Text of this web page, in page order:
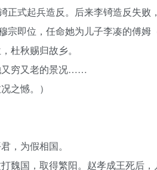
正式起兵造反。后来李锜造反失败
宗即位，任命她为儿子李凑的傅姆
杜秋赐归故乡。
又穷又老的景况……
之憾。）
，为假相国。
魏国，取得繁阳。赵孝成王死后